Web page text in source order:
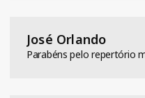
José Orlando
Parabéns pelo repertório